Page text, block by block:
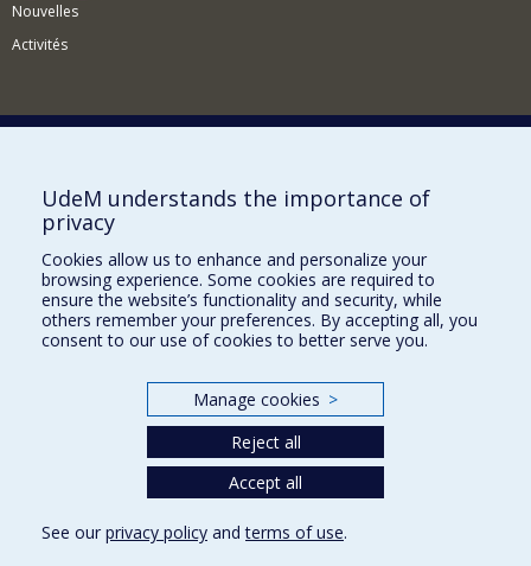
Nouvelles
Activités
Comment soutenir le Département?
BESOIN D'AIDE?
Plan du site
Signaler une erreur
Accessibilité
Nos départements et écoles
UdeM understands the importance of
privacy
Cookies allow us to enhance and personalize your
browsing experience. Some cookies are required to
ensure the website’s functionality and security, while
others remember your preferences. By accepting all, you
consent to our use of cookies to better serve you.
Manage cookies >
Reject all
Accept all
See our privacy policy andterms of use.